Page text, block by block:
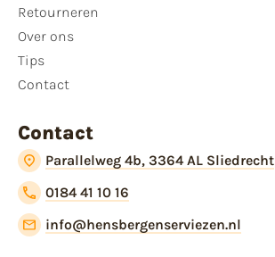
Retourneren
Over ons
Tips
Contact
Contact
Parallelweg 4b, 3364 AL Sliedrecht
0184 41 10 16
info@hensbergenserviezen.nl